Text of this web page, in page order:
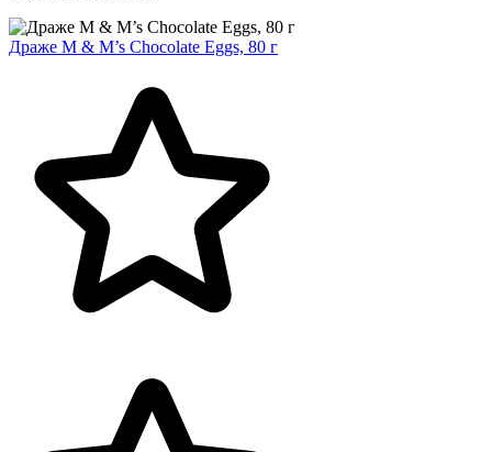
Драже M & M’s Chocolate Eggs, 80 г